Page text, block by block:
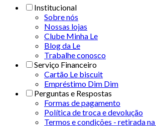
Institucional
Sobre nós
Nossas lojas
Clube Minha Le
Blog da Le
Trabalhe conosco
Serviço Financeiro
Cartão Le biscuit
Empréstimo Dim Dim
Perguntas e Respostas
Formas de pagamento
Política de troca e devolução
Termos e condições - retirada